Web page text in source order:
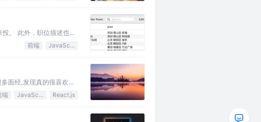
。 此外，职位描述也是
前端 JavaScript
面经,发现真的很喜欢问
端 JavaScript React.js